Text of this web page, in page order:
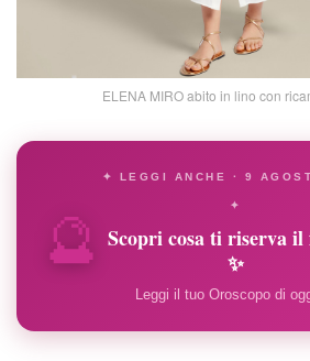
ELENA MIRO abito in lino con
🔮
✦ LEGGI ANCHE · 9
✦
Scopri cosa ti riserva
✨
Leggi il tuo Oroscopo di